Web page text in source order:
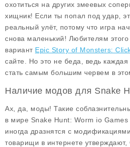
охотиться на других змеевых
хищник! Если ты попал под удар,
реальный улёт, потому что игра
снова маленький! Любителям
вариант Epic Story of Monsters:
сайте. Но это не беда, ведь
стать самым большим червем в
Наличие модов для Snake
Ах, да, моды! Такие
в мире Snake Hunt: Worm io Games
иногда дразнятся с
товарищи в интернете